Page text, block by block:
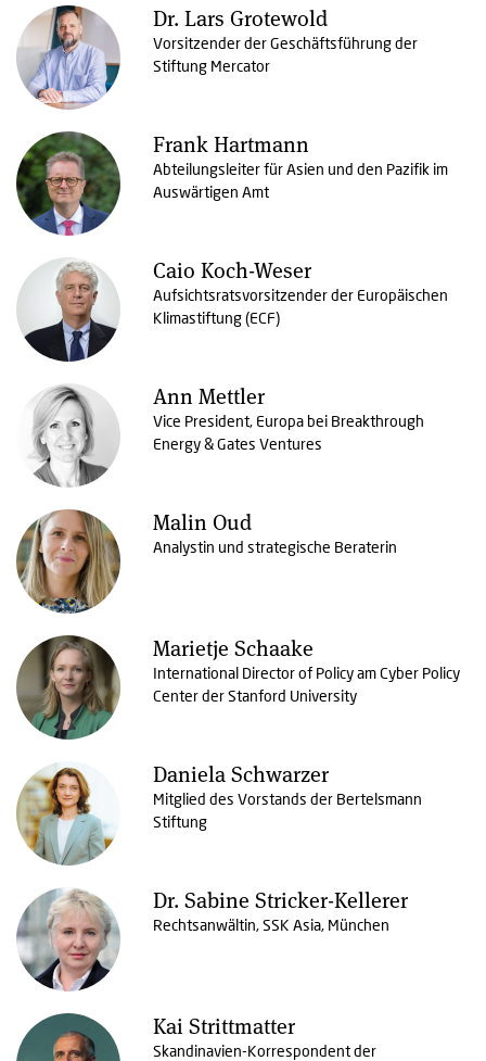
Dr. Lars Grotewold
Vorsitzender der Geschäftsführung der
Stiftung Mercator
Frank Hartmann
Abteilungsleiter für Asien und den Pazifik im
Auswärtigen Amt
Caio Koch-Weser
Aufsichtsratsvorsitzender der Europäischen
Klimastiftung (ECF)
Ann Mettler
Vice President, Europa bei Breakthrough
Energy & Gates Ventures
Malin Oud
Analystin und strategische Beraterin
Marietje Schaake
International Director of Policy am Cyber Policy
Center der Stanford University
Daniela Schwarzer
Mitglied des Vorstands der Bertelsmann
Stiftung
Dr. Sabine Stricker-Kellerer
Rechtsanwältin, SSK Asia, München
Kai Strittmatter
Skandinavien-Korrespondent der